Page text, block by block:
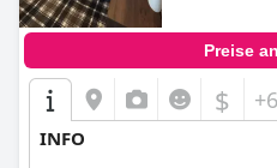
Preise
$ +6
INFO